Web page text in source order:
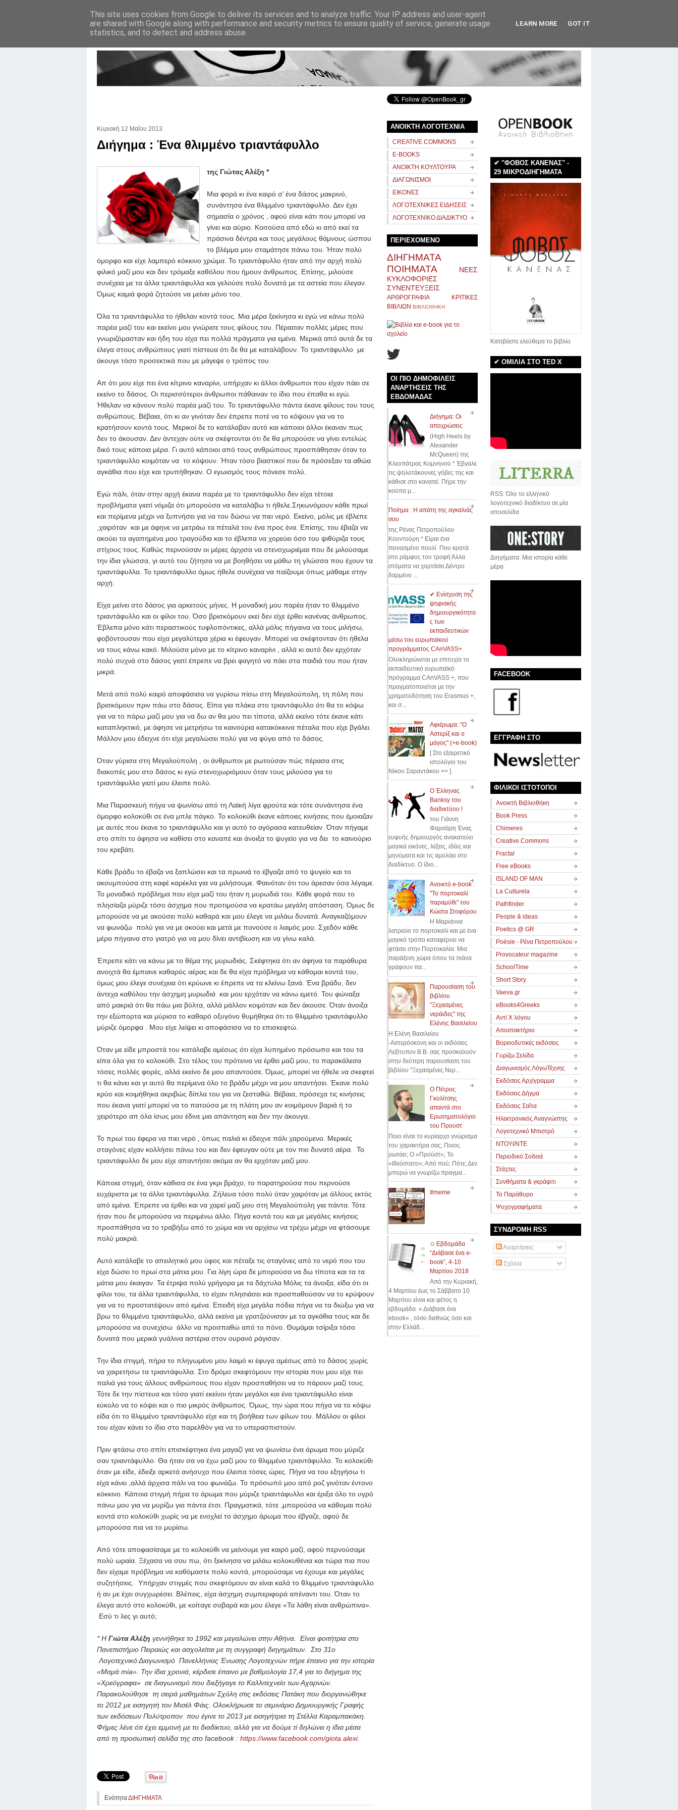
Κυριακή 12 Μαΐου 2013
Διήγημα : Ένα θλιμμένο τριαντάφυλλο
της Γιώτας Αλέξη *
Μια φορά κι ένα καιρό σ’ ένα δάσος μακρινό,
συνάντησα ένα θλιμμένο τριαντάφυλλο. Δεν έχει
σημασία ο χρόνος , αφού είναι κάτι που μπορεί να
γίνει και αύριο. Κοιτούσα από εδώ κι από εκεί τα
πράσινα δέντρα και τους μεγάλους θάμνους ώσπου
το βλέμμα μου σταμάτησε πάνω του. Ήταν πολύ
όμορφο και είχε λαμπερό κόκκινο χρώμα. Το τριαντάφυλλο ήταν από την αρχή πολύ
φιλικό μαζί μου και δεν τρόμαξε καθόλου που ήμουν άνθρωπος. Επίσης, μιλούσε
συνέχεια με τα άλλα τριαντάφυλλα και γελούσε πολύ δυνατά με τα αστεία που έλεγαν.
Όμως καμιά φορά ζητούσε να μείνει μόνο του.
Όλα τα τριαντάφυλλα το ήθελαν κοντά τους. Μια μέρα ξεκίνησα κι εγώ να κάνω πολύ
παρέα μαζί του και εκείνο μου γνώρισε τους φίλους του. Πέρασαν πολλές μέρες που
γνωριζόμασταν και ήδη του είχα πει πολλά πράγματα για εμένα. Μερικά από αυτά δε τα
έλεγα στους ανθρώπους γιατί πίστευα ότι δε θα με καταλάβουν. Το τριαντάφυλλο με
άκουγε τόσο προσεκτικά που με μάγεψε ο τρόπος του.
Απ ότι μου είχε πει ένα κίτρινο καναρίνι, υπήρχαν κι άλλοι άνθρωποι που είχαν πάει σε
εκείνο το δάσος. Οι περισσότεροι άνθρωποι πάθαιναν το ίδιο που έπαθα κι εγώ.
Ήθελαν να κάνουν πολύ παρέα μαζί του. Το τριαντάφυλλο πάντα έκανε φίλους του τους
ανθρώπους. Βέβαια, ότι κι αν γινόταν δεν έπρεπε ποτέ να το κόψουν για να το
κρατήσουν κοντά τους. Μερικοί δε το κατάλαβαν αυτό και κάποιοι άλλοι έκαναν πως
δεν το άκουσαν. Δεν άντεχαν ούτε να σκέφτονται ότι δε θα μπορούσε να γίνει εντελώς
δικό τους κάποια μέρα. Γι αυτό κάποιοι από τους ανθρώπους προσπάθησαν όταν το
τριαντάφυλλο κοιμόταν να το κόψουν. Ήταν τόσο βιαστικοί που δε πρόσεξαν τα αθώα
αγκάθια που είχε και τρυπήθηκαν. Ο εγωισμός τους πόνεσε πολύ.
Εγώ πάλι, όταν στην αρχή έκανα παρέα με το τριαντάφυλλο δεν είχα τέτοια
προβλήματα γιατί νόμιζα ότι μπορούσα να καταλάβω τι ήθελε.Σηκωνόμουν κάθε πρωί
και περίμενα μέχρι να ξυπνήσει για να του δώσω να πιει νερό. Εκείνο, μόλις με έβλεπε
,χαιρόταν και με άφηνε να μετράω τα πέταλά του ένα προς ένα. Επίσης, του έβαζα να
ακούει τα αγαπημένα μου τραγούδια και το έβλεπα να χορεύει όσο του ψιθύριζα τους
στίχους τους. Καθώς περνούσαν οι μέρες άρχισα να στενοχωριέμαι που δε μιλούσαμε
την ίδια γλώσσα, γι αυτό του ζήτησα να με βοηθήσει να μάθω τη γλώσσα που έχουν τα
τριαντάφυλλα. Το τριαντάφυλλο όμως ήθελε συνέχεια να παίζουμε όπως μάθαμε στην
αρχή.
Είχα μείνει στο δάσος για αρκετούς μήνες. Η μοναδική μου παρέα ήταν το θλιμμένο
τριαντάφυλλο και οι φίλοι του. Όσο βρισκόμουν εκεί δεν είχε έρθει κανένας άνθρωπος.
Έβλεπα μόνο κάτι περαστικούς τυφλοπόντικες, αλλά μόλις πήγαινα να τους μιλήσω,
φοβόντουσαν που είχα μεγαλύτερα χέρια κι έφευγαν. Μπορεί να σκέφτονταν ότι ήθελα
να τους κάνω κακό. Μιλούσα μόνο με το κίτρινο καναρίνι , αλλά κι αυτό δεν ερχόταν
πολύ συχνά στο δάσος γιατί έπρεπε να βρει φαγητό να πάει στα παιδιά του που ήταν
μικρά.
Μετά από πολύ καιρό αποφάσισα να γυρίσω πίσω στη Μεγαλούπολη, τη πόλη που
βρισκόμουν πριν πάω στο δάσος. Είπα για πλάκα στο τριαντάφυλλο ότι θα το κόψω
για να το πάρω μαζί μου για να δω αν θα μου πει τίποτα, αλλά εκείνο τότε έκανε κάτι
καταπληκτικό, με άφησε να μετρήσω τα καινούρια κατακόκκινα πέταλα που είχε βγάλει.
Μάλλον μου έδειχνε ότι είχε μεγαλώσει πολύ για να φύγει από το δάσος.
Όταν γύρισα στη Μεγαλούπολη , οι άνθρωποι με ρωτούσαν πώς πέρασα στις
διακοπές μου στο δάσος κι εγώ στενοχωριόμουν όταν τους μιλούσα για το
τριαντάφυλλο γιατί μου έλειπε πολύ.
Μια Παρασκευή πήγα να ψωνίσω από τη Λαϊκή λίγα φρούτα και τότε συνάντησα ένα
όμορφο κολοκύθι σε ένα μπλε πάγκο. Το κολοκύθι έκανε κάποιες κινήσεις που έμοιαζαν
με αυτές που έκανε το τριαντάφυλλο και γι αυτό το αγόρασα κατευθείαν. Όταν πήγαμε
στο σπίτι το άφησα να καθίσει στο καναπέ και άνοιξα το ψυγείο για να δει το καινούριο
του κρεβάτι.
Κάθε βράδυ το έβαζα να ξαπλώσει και τα πρωινά το έβγαζα από το ψυγείο και το
ακουμπούσα στη καφέ καρέκλα για να μιλήσουμε. Φαινόταν ότι του άρεσαν όσα λέγαμε.
Το μοναδικό πρόβλημα που είχα μαζί του ήταν η μυρωδιά του. Κάθε φορά που το
πλησίαζα μύριζε τόσο άσχημα που προτιμούσα να κρατάω μεγάλη απόσταση. Όμως δε
μπορούσε να με ακούσει πολύ καθαρά και μου έλεγε να μιλάω δυνατά. Αναγκαζόμουν
να φωνάζω πολύ για να με ακούει και μετά με πονούσε ο λαιμός μου. Σχεδόν κάθε
μέρα πήγαινα στο γιατρό για να μου δίνει αντιβίωση και να γίνω καλά.
Έπρεπε κάτι να κάνω με το θέμα της μυρωδιάς. Σκέφτηκα ότι αν άφηνα τα παράθυρα
ανοιχτά θα έμπαινε καθαρός αέρας και δε θα είχα πρόβλημα να κάθομαι κοντά του,
όμως μου έλεγε συνέχεια ότι κρύωνε κι έπρεπε να τα κλείνω ξανά. Ένα βράδυ, δεν
άντεχα καθόλου την άσχημη μυρωδιά και μου ερχόταν να κάνω εμετό. Του φώναξα
από μακριά ότι θα πάω μια βόλτα, αλλά μάλλον κοιμόταν και δεν άκουσε. Όταν άνοιξα
την εξώπορτα και μύρισα το καθαρό οξυγόνο θυμήθηκα ότι το θλιμμένο τριαντάφυλλο
μύριζε όμορφα . Μου είχε λείψει κι αποφάσισα να το επισκεφτώ.
Όταν με είδε μπροστά του κατάλαβε αμέσως ότι είχα λυπημένο πρόσωπο και του τα
είπα όλα για το κολοκύθι. Στο τέλος του πρότεινα να έρθει μαζί μου, το παρακάλεσα
τόσες πολλές φορές, αλλά εκείνο δε μου απαντούσε. Όμως, μπορεί να ήθελε να σκεφτεί
τι θα κάνει και γι αυτό θα περίμενα όλο το βράδυ μέχρι να μου απαντήσει. Έκανε πολύ
κρύο και κοιμήθηκα ακριβώς δίπλα του για να ζεσταθώ. Βέβαια, πρόσεχα τις κινήσεις
που έκανα γιατί μπορεί να το πατούσα με τη πλάτη μου αν κοιμόμουν βαριά ή το
χειρότερο απ όλα ίσως μου έδινε μια απάντηση και δεν την άκουγα.
Το πρωί του έφερα να πιει νερό , όπως παλιά κι έδειχνε πάλι χαρούμενο. Μερικές
σταγόνες είχαν κολλήσει πάνω του και δεν έφευγαν ούτε με τον πιο δυνατό αέρα. Το
τριαντάφυλλο δε μου είχε απαντήσει ακόμα αν θα ερχόταν μαζί μου.
Κάποια στιγμή, όταν κάθισα σε ένα γκρι βράχο, το παρατηρούσα που περνούσε
ευχάριστα με τα άλλα τριαντάφυλλα. Ζήλευα τόσο πολύ όταν χαιρόταν με άλλους εκτός
από εμένα. Έπρεπε να έρθει και να χαρεί μαζί μου στη Μεγαλούπολη για πάντα. Τότε
ήταν που δε μπορούσα να περιμένω άλλο. Πήγα κοντά του και με μεγάλες κινήσεις
προσπάθησα να το τραβήξω από το χώμα και να αρχίσω να τρέχω μέχρι να φτάσουμε
πολύ μακριά.
Αυτό κατάλαβε το απειλητικό μου ύφος και πέταξε τις σταγόνες από το νερό που του
είχα δώσει το πρωί στα μάτια μου. Για λίγη ώρα δε μπορούσα να δω τίποτα και τα τα
μάτια μου έκαιγαν. Τα έτριψα πολύ γρήγορα με τα δάχτυλα Μόλις τα άνοιξα, είδα ότι οι
φίλοι του, τα άλλα τριαντάφυλλα, το είχαν πλησιάσει και προσπαθούσαν να το κρύψουν
για να το προστατέψουν από εμένα. Επειδή είχα μεγάλα πόδια πήγα να τα διώξω για να
βρω το θλιμμένο τριαντάφυλλο, αλλά εκείνα με γρατζούνισαν με τα αγκάθια τους και δε
μπορούσα να συνεχίσω άλλο να προσπαθώ από το πόνο. Θυμάμαι τσίριξα τόσο
δυνατά που μερικά γυάλινα αστέρια στον ουρανό ράγισαν.
Την ίδια στιγμή, πήρα το πληγωμένο μου λαιμό κι έφυγα αμέσως από το δάσος χωρίς
να χαιρετήσω τα τριαντάφυλλα. Στο δρόμο σκεφτόμουν την ιστορία που μου είχε πει
παλιά για τους άλλους ανθρώπους που είχαν προσπαθήσει να το πάρουν μαζί τους.
Τότε δε την πίστευα και τόσο γιατί εκείνοι ήταν μεγάλοι και ένα τριαντάφυλλο είναι
εύκολο να το κόψει και ο πιο μικρός άνθρωπος. Όμως, την ώρα που πήγα να το κόψω
είδα ότι το θλιμμένο τριαντάφυλλο είχε και τη βοήθεια των φίλων του. Μάλλον οι φίλοι
του είχαν κάνει το ίδιο στο παρελθόν για να το υπερασπιστούν.
Πριν φτάσω στο σπίτι επισκέφτηκα ένα μαγαζί για να ψωνίσω ένα άρωμα που μύριζε
σαν τριαντάφυλλο. Θα ήταν σα να έχω μαζί μου το θλιμμένο τριαντάφυλλο. Το κολοκύθι
όταν με είδε, έδειξε αρκετά ανήσυχο που έλειπα τόσες ώρες. Πήγα να του εξηγήσω τι
είχα κάνει ,αλλά άρχισα πάλι να του φωνάζω. Το πρόσωπό μου από ροζ γινόταν έντονο
κόκκινο. Κάποια στιγμή πήρα το άρωμα που μύριζε τριαντάφυλλο και έριξα όλο το υγρό
πάνω μου για να μυρίζω για πάντα έτσι. Πραγματικά, τότε ,μπορούσα να κάθομαι πολύ
κοντά στο κολοκύθι χωρίς να με ενοχλεί το άσχημο άρωμα που έβγαζε, αφού δε
μπορούσα πια να το μυρίσω.
Από τότε αποφασίσαμε με το κολοκύθι να μείνουμε για καιρό μαζί, αφού περνούσαμε
πολύ ωραία. Ξέχασα να σου πω, ότι ξεκίνησα να μιλάω κολοκυθένια και τώρα πια που
δεν είχαμε πρόβλημα να καθόμαστε πολύ κοντά, μπορούσαμε να έχουμε και μεγάλες
συζητήσεις. Υπήρχαν στιγμές που σκεφτόμουν αν είναι καλά το θλιμμένο τριαντάφυλλο
ή αν με έχει συγχωρέσει. Βλέπεις, είχα άσχημη συμπεριφορά απέναντι του. Όταν το
έλεγα αυτό στο κολοκύθι, με κοίταγε σοβαρά και μου έλεγε «Τα λάθη είναι ανθρώπινα».
Εσύ τι λες γι αυτό;
* Η Γιώτα Αλέξη γεννήθηκε το 1992 και μεγαλώνει στην Αθήνα. Είναι φοιτήτρια στο
Πανεπιστήμιο Πειραιώς και ασχολείται με τη συγγραφή διηγημάτων. Στο 31ο
Λογοτεχνικό Διαγωνισμό Πανελλήνιας Ένωσης Λογοτεχνών πήρε έπαινο για την ιστορία
«Μαμά mίa». Την ίδια χρονιά, κέρδισε έπαινο με βαθμολογία 17,4 για το διήγημα της
«Χρεόγραφα» σε διαγωνισμό που διεξήγαγε το Καλλιτεχνείο των Αχαρνών.
Παρακολούθησε τη σειρά μαθημάτων Σχόλη στις εκδόσεις Πατάκη που διοργανώθηκε
το 2012 με εισηγητή τον Μισέλ Φάις. Ολοκλήρωσε το σεμινάριο Δημιουργικής Γραφής
των εκδόσεων Πολύτροπον που έγινε το 2013 με εισηγήτρια τη Στέλλα Καραμπακάκη.
Φήμες λένε ότι έχει εμμονή με το διαδίκτυο, αλλά για να δούμε τί δηλώνει η ίδια μέσα
από τη προσωπική σελίδα της στο facebook : https://www.facebook.com/giota.alexi.
ΕνότηταΔΙΗΓΗΜΑΤΑ
✔ "ΦΟΒΟΣ ΚΑΝΕΝΑΣ" -
29 ΜΙΚΡΟΔΙΗΓΗΜΑΤΑ
Κατεβάστε ελεύθερα το βιβλίο
✔ ΟΜΙΛΙΑ ΣΤΟ TED X
RSS: Όλο το ελληνικό
λογοτεχνικό διαδίκτυο σε μία
ιστοσελίδα
Διηγήματα: Μια ιστορία κάθε
μέρα
FACEBOOK
ΕΓΓΡΑΦΗ ΣΤΟ
ΦΙΛΙΚΟΙ ΙΣΤΟΤΟΠΟΙ
Avοικτή Βιβλιοθήκη
Book Press
Chimeres
Creative Commons
Fractal
Free eBooks
ISLAND OF MAN
La Culturela
Pathfinder
People & ideas
Poetics @ GR
Poésie - Ρένα Πετροπούλου
Provocateur magazine
SchoolTime
Short Story
Vaeva.gr
eBooks4Greeks
Αντί Χ λόγου
Αποστακτήριο
Βορειοδυτικές εκδόσεις
Γυρίζω Σελίδα
Διαγωνισμός ΛόγωΤέχνης
Εκδόσεις Αρχίγραμμα
Εκδόσεις Δήγμα
Εκδόσεις Σαΐτα
Ηλεκτρονικός Αναγνώστης
Λογοτεχνικό Μπιστρό
ΝΤΟΥέΝΤΕ
Περιοδικό Σοδειά
Στάχτες
Συνθήματα & γκράφιτι
Το Παράθυρο
Ψυχογραφήματα
ΣΥΝΔΡΟΜΗ RSS
Αναρτήσεις
Σχόλια
ΑΝΟΙΚΤΗ ΛΟΓΟΤΕΧΝΙΑ
CREATIVE COMMONS
E-BOOKS
ΑΝΟΙΚΤΗ ΚΟΥΛΤΟΥΡΑ
ΔΙΑΓΩΝΙΣΜΟΙ
ΕΙΚΟΝΕΣ
ΛΟΓΟΤΕΧΝΙΚΕΣ ΕΙΔΗΣΕΙΣ
ΛΟΓΟΤΕΧΝΙΚΟ ΔΙΑΔΙΚΤΥΟ
ΠΕΡΙΕΧΟΜΕΝΟ
ΔΙΗΓΗΜΑΤΑ
ΠΟΙΗΜΑΤΑ
ΝΕΕΣ
ΚΥΚΛΟΦΟΡΙΕΣ
ΣΥΝΕΝΤΕΥΞΕΙΣ
ΑΡΘΡΟΓΡΑΦΙΑ
ΚΡΙΤΙΚΕΣ
ΒΙΒΛΙΩΝ ΒΙΒΛΙΟΘΗΚΗ
ΟΙ ΠΙΟ ΔΗΜΟΦΙΛΕΙΣ
ΑΝΑΡΤΗΣΕΙΣ ΤΗΣ
ΕΒΔΟΜΑΔΑΣ
Διήγημα: Οι
αποχρώσεις
(High Heels by
Alexander
McQueen) της
Κλεοπάτρας Κομνηνού * Έβγαλε
τις ψηλοτάκουνες γόβες της και
κάθισε στο καναπέ. Πήρε την
κούπα μ...
Ποίημα : Η απάτη της αγκαλιάς
σου
της Ρένας Πετροπούλου
Κουντούρη * Είμαι ένα
πεινασμένο πουλί Που κρατά
στο ράμφος του τροφή Άλλα
στόματα να χορτάσει Δέντρο
δαρμένο ...
✔ Ενίσχυση της
ψηφιακής
δημιουργικότητα
ς των
εκπαιδευτικών
μέσω του ευρωπαϊκού
προγράμματος CAnVASS+
Ολοκληρώνεται με επιτυχία το
εκπαιδευτικό ευρωπαϊκό
πρόγραμμα CAnVASS +, που
πραγματοποιείται με την
χρηματοδότηση του Erasmus +,
και σ...
Αφιέρωμα: "Ο
Αστερίξ και ο
μάγος" (+e-book)
[ Στο εξαιρετικό
ιστολόγιο του
Νίκου Σαραντάκου >> ]
Ο Έλληνας
Banksy του
διαδικτύου !
του Γιάννη
Φαρσάρη Ένας
ευφυής δημιουργός ανακατεύει
μαγικά εικόνες, λέξεις, ιδέες και
μηνύματα και τις αμολάει στο
διαδίκτυο. Ο ίδιο...
Ανοικτό e-book :
"Το πορτοκαλί
παραμύθι" του
Κώστα Στοφόρου
Η Μαριάννα
λατρεύει το πορτοκαλί και με ένα
μαγικό τρόπο καταφέρνει να
φτάσει στην Πορτοκαλία. Μια
παράξενη χώρα όπου τα πιάνα
γράφουν πα...
Παρουσίαση του
βιβλίου
"Ξεχασμένες
νεράιδες" της
Ελένης Βασιλείου
Η Ελένη Βασιλείου
-Αστερόσκονη και οι εκδόσεις
Λεξίτυπον Β.Β. σας προσκαλούν
στην δεύτερη παρουσίαση του
βιβλίου ''Ξεχασμένες Νερ...
Ο Πέτρος
Γκολίτσης
απαντά στο
Ερωτηματολόγιο
του Προυστ
Ποιο είναι το κυρίαρχο γνώρισμα
του χαρακτήρα σας; Ποιος
ρωτάει; Ο «Προύστ»; Το
«Ιδεόστατο»; Από πού; Πότε; Δεν
μπορώ να γνωρίζω πραγμα...
#meme
✩ Εβδομάδα
“Διάβασε ένα e-
book”, 4-10
Μαρτίου 2018
Από την Κυριακή,
4 Μαρτίου έως το Σάββατο 10
Μαρτίου είναι και φέτος η
εβδομάδα « Διάβασε ένα
ebook» , τόσο διεθνώς όσο και
στην Ελλάδ...
This site uses cookies from Google to deliver its services and to analyze traffic. Your IP address and user-agent
are shared with Google along with performance and security metrics to ensure quality of service, generate usage
statistics, and to detect and address abuse.
LEARN MORE GOT IT